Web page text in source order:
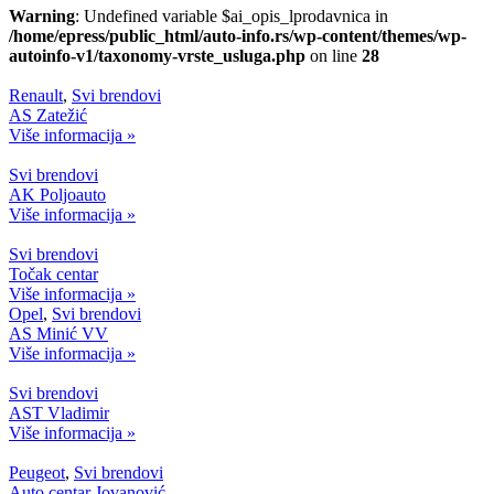
Warning: Undefined variable $ai_opis_lprodavnica in
/home/epress/public_html/auto-info.rs/wp-content/themes/wp-
autoinfo-v1/taxonomy-vrste_usluga.php on line 28
Renault, Svi brendovi
AS Zatežić
Više informacija »
Svi brendovi
AK Poljoauto
Više informacija »
Svi brendovi
Točak centar
Više informacija »
Opel, Svi brendovi
AS Minić VV
Više informacija »
Svi brendovi
AST Vladimir
Više informacija »
Peugeot, Svi brendovi